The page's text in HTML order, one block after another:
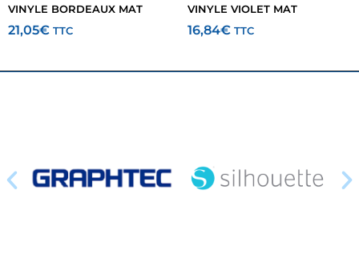
VINYLE BORDEAUX MAT
21,05€ TTC
VINYLE VIOLET MAT
16,84€ TTC